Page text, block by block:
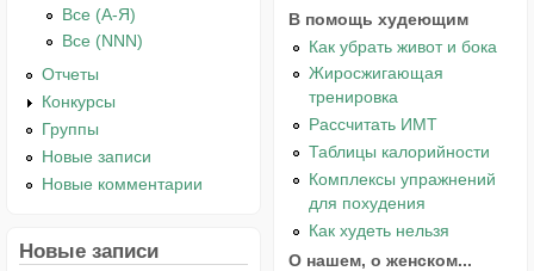
Все (А-Я)
Все (NNN)
Отчеты
Конкурсы
Группы
Новые записи
Новые комментарии
Новые записи
В помощь худеющим
Как убрать живот и бока
Жиросжигающая
тренировка
Рассчитать ИМТ
Таблицы калорийности
Комплексы упражнений
для похудения
Как худеть нельзя
О нашем, о женском...